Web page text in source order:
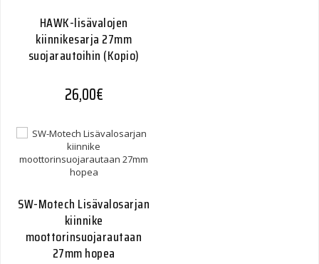
HAWK-lisävalojen
kiinnikesarja 27mm
suojarautoihin (Kopio)
26,00€
SW-Motech Lisävalosarjan
kiinnike
moottorinsuojarautaan
27mm hopea